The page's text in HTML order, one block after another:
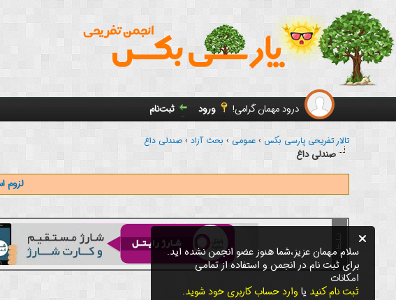
درود مهمان گرامی!
ورود ثبت‌نام
سلام مهمان عزیز،شما هنوز عضو انجمن نشده اید.
برای ثبت نام در انجمن و استفاده از تمامی
امکانات
ثبت نام کنید یا وارد حساب کاربری خود شوید.
تالار تفریحی پارسی بکس › عمومی › بحث آزاد› صندلی داغ
صندلی داغ
لزوم